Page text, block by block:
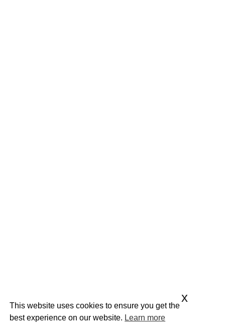
This website uses cookies to ensure you get the
best experience on our website. Learn more
x